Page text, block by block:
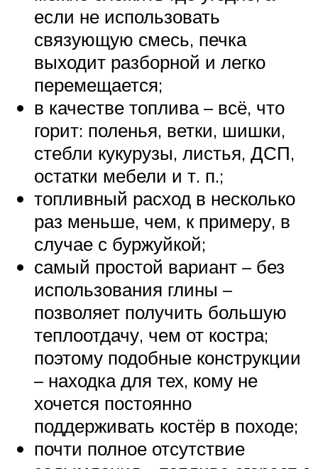
если не использовать
связующую смесь, печка
выходит разборной и легко
перемещается;
в качестве топлива – всё, что
горит: поленья, ветки, шишки,
стебли кукурузы, листья, ДСП,
остатки мебели и т. п.;
топливный расход в несколько
раз меньше, чем, к примеру, в
случае с буржуйкой;
самый простой вариант – без
использования глины –
позволяет получить большую
теплоотдачу, чем от костра;
поэтому подобные конструкции
– находка для тех, кому не
хочется постоянно
поддерживать костёр в походе;
почти полное отсутствие